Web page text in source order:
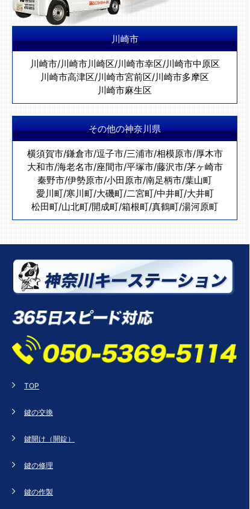
川崎市
川崎市/川崎市川崎区/川崎市幸区/川崎市中原区
川崎市高津区/川崎市宮前区/川崎市多摩区
川崎市麻生区
その他の神奈川県
横須賀市/鎌倉市/逗子市/三浦市/相模原市/厚木市
大和市/海老名市/座間市/平塚市/藤沢市/茅ヶ崎市
秦野市/伊勢原市/小田原市/南足柄市/葉山町
愛川町/寒川町/大磯町/二宮町/中井町/大井町
松田町/山北町/開成町/箱根町/真鶴町/湯河原町
TOP
鍵の交換
鍵開け（開錠）
鍵の修理
鍵の作製